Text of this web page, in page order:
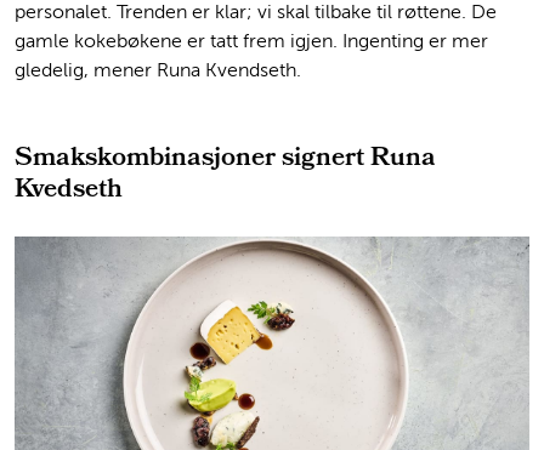
personalet. Trenden er klar; vi skal tilbake til røttene. De
gamle kokebøkene er tatt frem igjen. Ingenting er mer
gledelig, mener Runa Kvendseth.
Smakskombinasjoner signert Runa
Kvedseth